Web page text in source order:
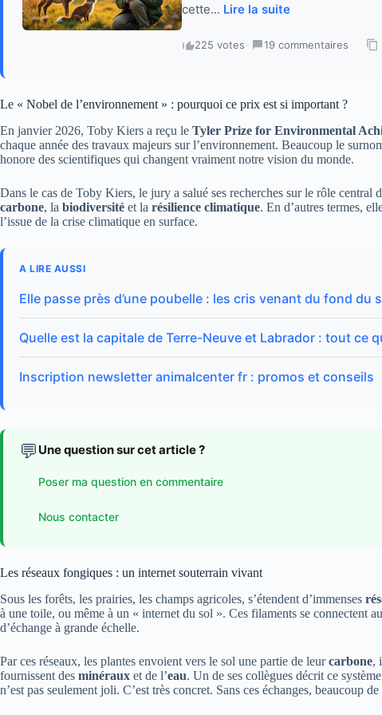
cette... Lire la suite
225 votes · 19 commentaires ·
Le « Nobel de l’environnement » : pourquoi ce prix est si important ?
En janvier 2026, Toby Kiers a reçu le Tyler Prize for Environmental
chaque année des travaux majeurs sur l’environnement. Beaucoup le
honore des scientifiques qui changent vraiment notre vision du monde.
Dans le cas de Toby Kiers, le jury a salué ses recherches sur le rôle central
carbone, la biodiversité et la résilience climatique. En d’autres termes,
l’issue de la crise climatique en surface.
A LIRE AUSSI
Elle passe près d’une poubelle : les cris venant du fond
Quelle est la capitale de Terre-Neuve et Labrador : tout ce
Inscription newsletter animalcenter fr : promos et conseils
💬 Une question sur cet article ?
Poser ma question en commentaire
Nous contacter
Les réseaux fongiques : un internet souterrain vivant
Sous les forêts, les prairies, les champs agricoles, s’étendent d’immenses
à une toile, ou même à un « internet du sol ». Ces filaments se connectent
d’échange à grande échelle.
Par ces réseaux, les plantes envoient vers le sol une partie de leurcarbone,
fournissent des minéraux et de l’eau. Un de ses collègues décrit ce
n’est pas seulement joli. C’est très concret. Sans ces échanges, beaucoup